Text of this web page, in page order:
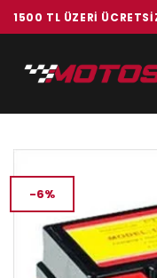
İçeriğe
atla
1500 TL ÜZERI
-6%